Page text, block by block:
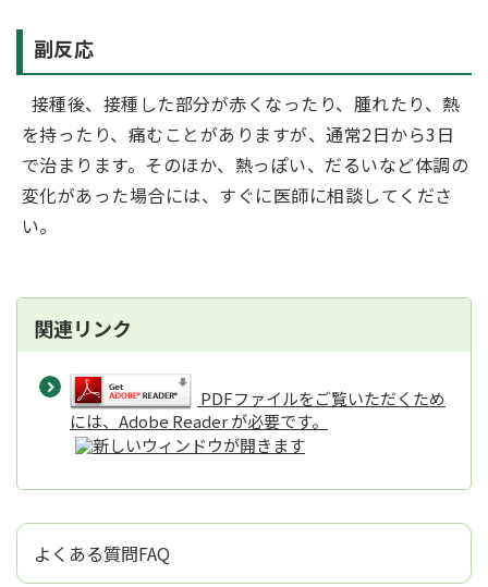
副反応
接種後、接種した部分が赤くなったり、腫れたり、熱
を持ったり、痛むことがありますが、通常2日から3日
で治まります。そのほか、熱っぽい、だるいなど体調の
変化があった場合には、すぐに医師に相談してくださ
い。
関連リンク
PDFファイルをご覧いただくため
には、Adobe Reader が必要です。
よくある質問FAQ